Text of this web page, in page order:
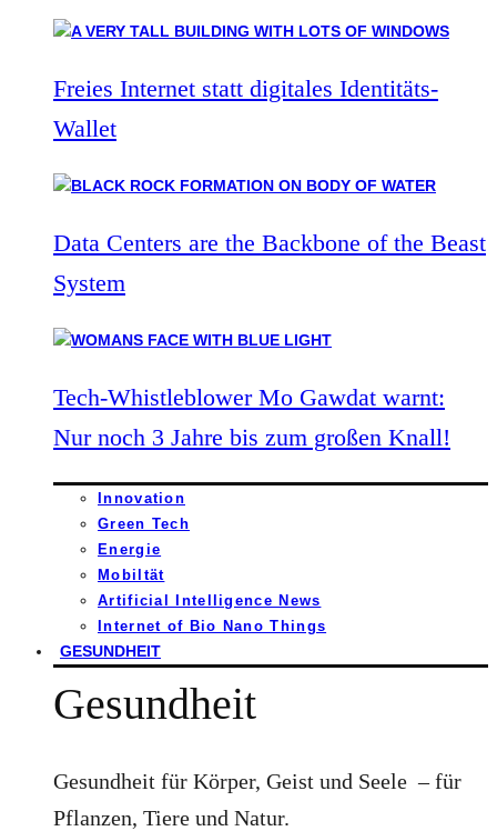
Freies Internet statt digitales Identitäts-
Wallet
Data Centers are the Backbone of the Beast
System
Tech-Whistleblower Mo Gawdat warnt:
Nur noch 3 Jahre bis zum großen Knall!
Innovation
Green Tech
Energie
Mobiltät
Artificial Intelligence News
Internet of Bio Nano Things
GESUNDHEIT
Gesundheit
Gesundheit für Körper, Geist und Seele – für
Pflanzen, Tiere und Natur.